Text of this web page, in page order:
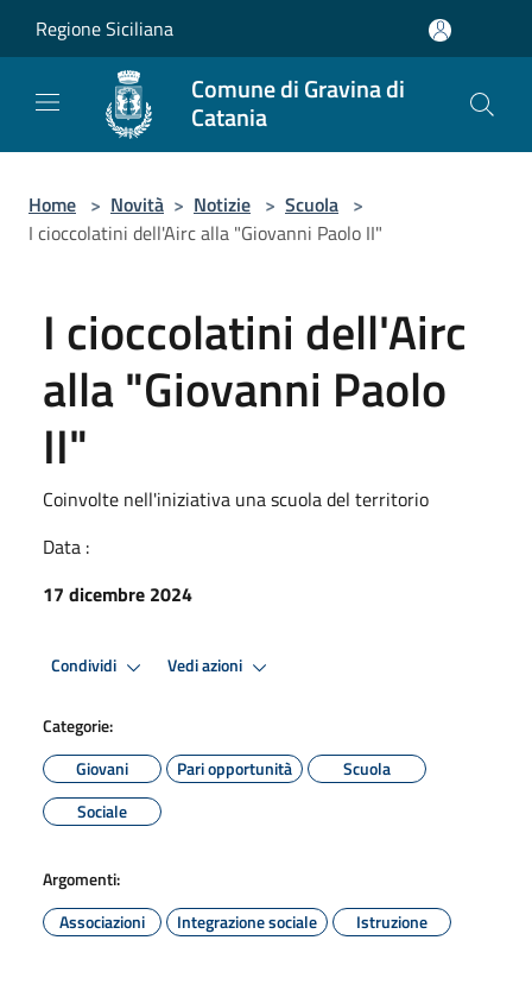
Regione Siciliana
Comune di Gravina di
Catania
Home > Novità > Notizie > Scuola >
I cioccolatini dell'Airc alla "Giovanni Paolo II"
I cioccolatini dell'Airc
alla "Giovanni Paolo
II"
Coinvolte nell'iniziativa una scuola del territorio
Data :
17 dicembre 2024
Condividi Vedi azioni
Categorie:
Giovani
Pari opportunità
Scuola
Sociale
Argomenti:
Associazioni
Integrazione sociale Istruzione